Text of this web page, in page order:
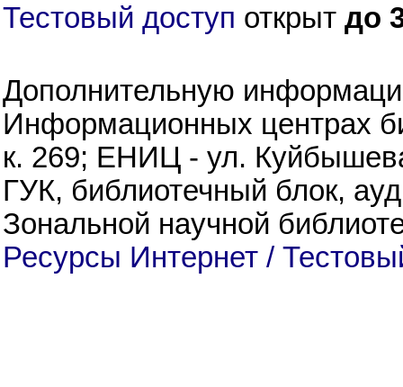
Тестовый доступ открыт до
Дополнительную
Информационных центрах
к. 269; ЕНИЦ - ул.
ГУК, библиотечный блок,
Зональной научной
Ресурсы Интернет /